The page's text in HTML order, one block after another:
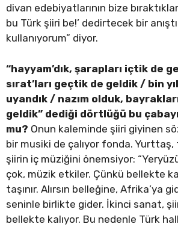
divan edebiyatlarının bize
bu Türk şiiri be!’ dedirtecek bir
kullanıyorum” diyor.
“hayyam’dık, şarapları içtik de
sırat’ları geçtik de geldik / bin
uyandık / nazım olduk,
geldik” dediği dörtlüğü bu
mu? Onun kaleminde şiiri giyinen
bir musiki de çalıyor fonda.
şiirin iç müziğini önemsiyor:
çok, müzik etkiler. Çünkü bellekte
taşınır. Alırsın belleğine, Afrika’ya
seninle birlikte gider. İkinci sanat,
bellekte kalıyor. Bu nedenle Türk